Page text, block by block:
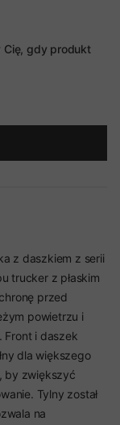
Cię, gdy produkt
z daszkiem z serii
trucker z płaskim
przed
powietrzu i
Front i daszek
dla większego
by zwiększyć
Tylny został
na